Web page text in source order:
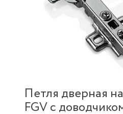
Петля дверная
FGV с